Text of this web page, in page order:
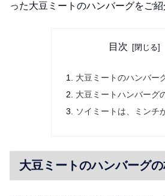
った大豆ミートのハンバーグをご紹
目次
大豆ミートのハンバー
大豆ミートハンバーグ
ソイミートは、ミンチ
大豆ミートのハンバーグ